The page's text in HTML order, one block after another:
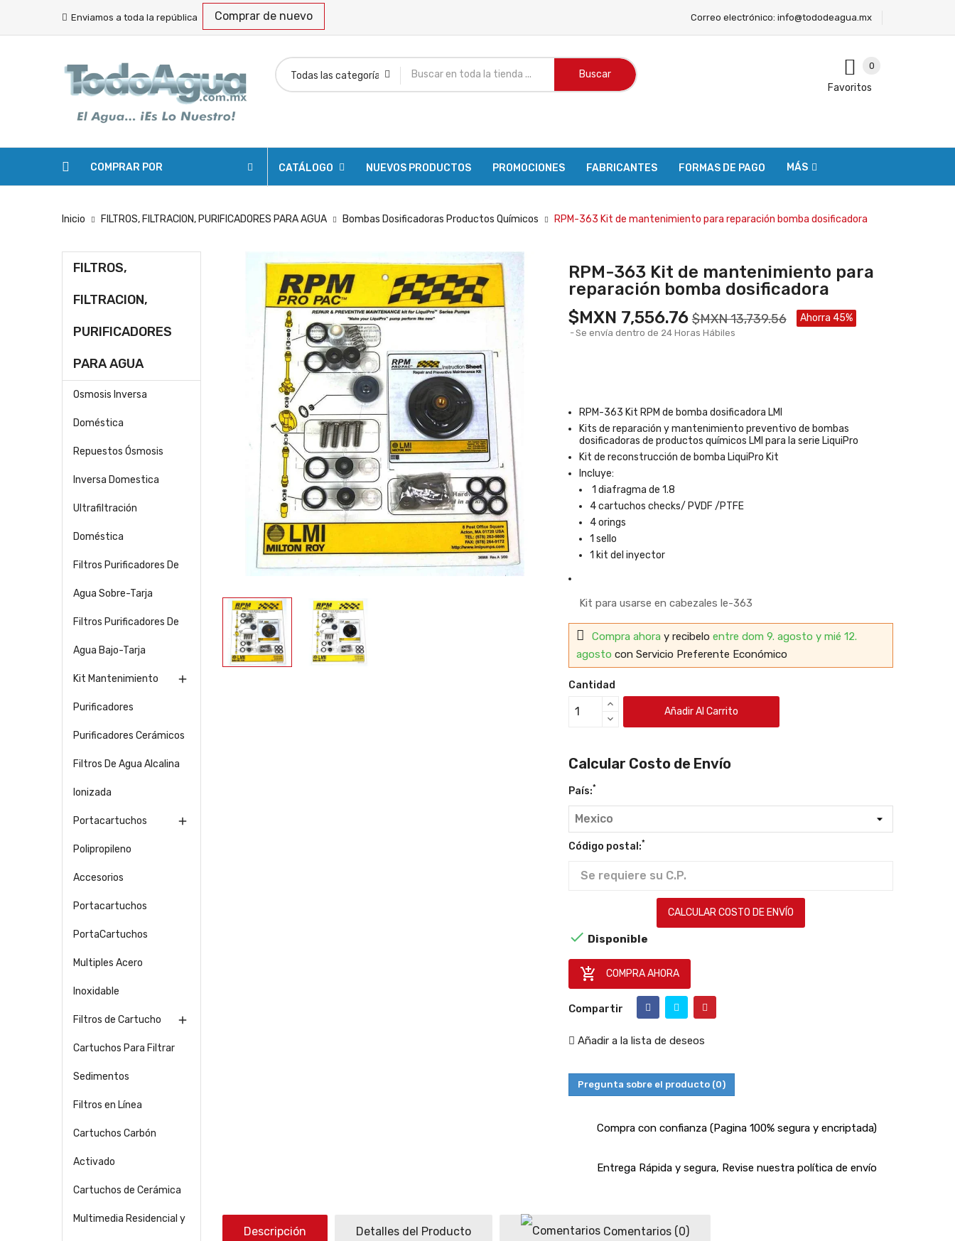
Enviamos a toda la república Comprar de nuevo Correo electrónico: info@tododeagua.mx
Buscar
0
Favoritos
COMPRAR POR CATÁLOGO NUEVOS PRODUCTOS PROMOCIONES FABRICANTES FORMAS DE PAGO MÁS
Inicio FILTROS, FILTRACION, PURIFICADORES PARA AGUA Bombas Dosificadoras Productos Químicos RPM-363 Kit de mantenimiento para reparación bomba dosificadora
FILTROS,
FILTRACION,
PURIFICADORES
PARA AGUA
Osmosis Inversa
Doméstica
Repuestos Ósmosis
Inversa Domestica
Ultrafiltración
Doméstica
Filtros Purificadores De
Agua Sobre-Tarja
Filtros Purificadores De
Agua Bajo-Tarja
Kit Mantenimiento
Purificadores

Purificadores Cerámicos
Filtros De Agua Alcalina
Ionizada
Portacartuchos
Polipropileno

Accesorios
Portacartuchos
PortaCartuchos
Multiples Acero
Inoxidable
Filtros de Cartucho 
Cartuchos Para Filtrar
Sedimentos
Filtros en Línea
Cartuchos Carbón
Activado
Cartuchos de Cerámica
Multimedia Residencial y
RPM-363 Kit de mantenimiento para
reparación bomba dosificadora
$MXN 7,556.76 $MXN 13,739.56 Ahorra 45%
Se envía dentro de 24 Horas Hábiles
RPM-363 Kit RPM de bomba dosificadora LMI
Kits de reparación y mantenimiento preventivo de bombas
dosificadoras de productos químicos LMI para la serie LiquiPro
Kit de reconstrucción de bomba LiquiPro Kit
Incluye:
1 diafragma de 1.8
4 cartuchos checks/ PVDF /PTFE
4 orings
1 sello
1 kit del inyector
Kit para usarse en cabezales le-363
Compra ahora y recibelo entre dom 9. agosto y mié 12.
agosto con Servicio Preferente Económico
Cantidad
Añadir Al Carrito
Calcular Costo de Envío
País:*
Código postal:*
CALCULAR COSTO DE ENVÍO
 Disponible
 COMPRA AHORA
Compartir
Añadir a la lista de deseos
Pregunta sobre el producto (0)
Compra con confianza (Pagina 100% segura y encriptada)
Entrega Rápida y segura, Revise nuestra política de envío
Descripción Detalles del Producto Comentarios (0)